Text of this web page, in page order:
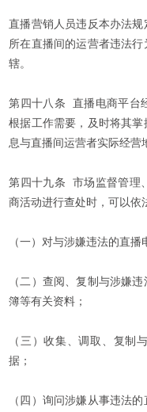
直播营销人员违反本办法
所在直播间的运营者违法
辖。
第四十八条 直播电商平台
根据工作需要，及时将其
息与直播间运营者实际经营
第四十九条 市场监督管理
商活动进行查处时，可以依
（一）对与涉嫌违法的直
（二）查阅、复制与涉嫌
簿等有关资料；
（三）收集、调取、复制
据；
（四）询问涉嫌从事违法